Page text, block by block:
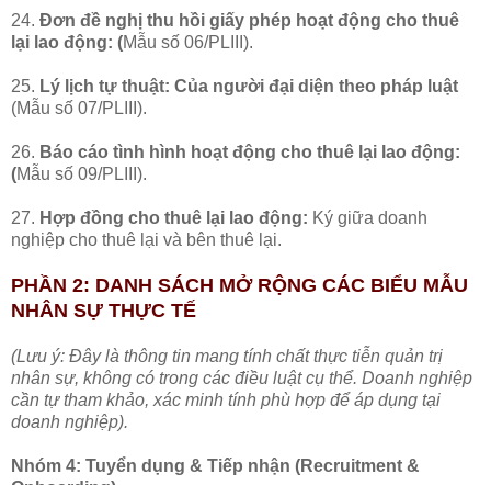
24. Đơn đề nghị thu hồi giấy phép hoạt động cho thuê
lại lao động: (Mẫu số 06/PLIII).
25. Lý lịch tự thuật: Của người đại diện theo pháp luật
(Mẫu số 07/PLIII).
26. Báo cáo tình hình hoạt động cho thuê lại lao động:
(Mẫu số 09/PLIII).
27. Hợp đồng cho thuê lại lao động: Ký giữa doanh
nghiệp cho thuê lại và bên thuê lại.
PHẦN 2: DANH SÁCH MỞ RỘNG CÁC BIỂU MẪU
NHÂN SỰ THỰC TẾ
(Lưu ý: Đây là thông tin mang tính chất thực tiễn quản trị
nhân sự, không có trong các điều luật cụ thể. Doanh nghiệp
cần tự tham khảo, xác minh tính phù hợp để áp dụng tại
doanh nghiệp).
Nhóm 4: Tuyển dụng & Tiếp nhận (Recruitment &